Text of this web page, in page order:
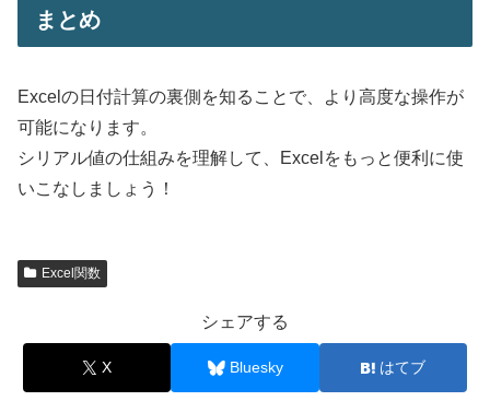
まとめ
Excelの日付計算の裏側を知ることで、より高度な操作が
可能になります。
シリアル値の仕組みを理解して、Excelをもっと便利に使
いこなしましょう！
Excel関数
シェアする
X Bluesky はてブ